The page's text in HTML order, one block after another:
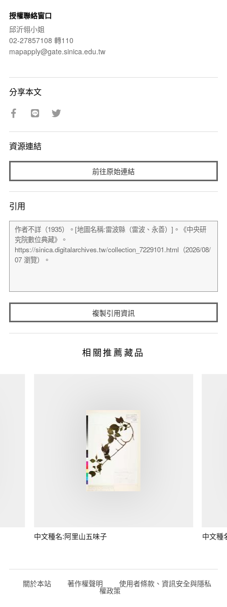
授權聯絡窗口
邱沂翎小姐
02-27857108 轉110
mapapply@gate.sinica.edu.tw
分享本文
資源連結
前往原始連結
引用
複製引用資訊
相關推薦藏品
中文種名:阿里山五味子 中文種
關於本站 著作權聲明 使用者條款、資訊安全與隱私
權政策